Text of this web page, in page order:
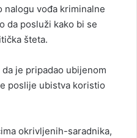
nalogu vođa kriminalne
da posluži kako bi se
šteta.
je pripadao ubijenom
poslije ubistva koristio
okrivljenih-saradnika,